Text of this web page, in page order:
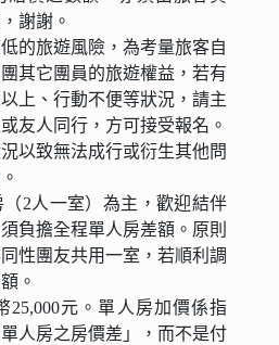
謝謝。
的旅遊風險，為考量旅客自
其它團員的旅遊權益，若有
上、行動不便等狀況，請主
友人同行，方可接受報名。
以致無法成行或衍生其他問
2人一室）為主，歡迎結伴
負擔全程單人房差額。原則
性團友共用一室，若順利調
。
25,000元。單人房加價係指
人房之房價差」，而不是付